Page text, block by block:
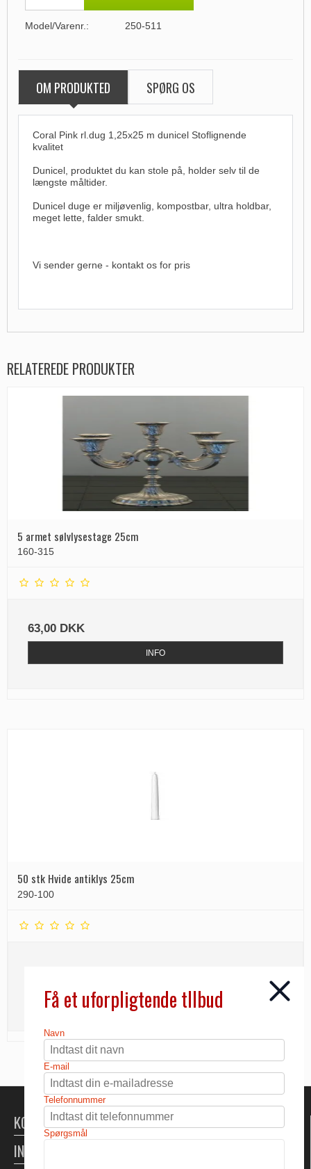
Model/Varenr.: 250-511
OM PRODUKTED SPØRG OS
Coral Pink rl.dug 1,25x25 m dunicel Stoflignende
kvalitet
Dunicel, produktet du kan stole på, holder selv til de
længste måltider.
Dunicel duge er miljøvenlig, kompostbar, ultra holdbar,
meget lette, falder smukt.
Vi sender gerne - kontakt os for pris
RELATEREDE PRODUKTER
5 armet sølvlysestage 25cm
160-315
63,00 DKK
INFO
50 stk Hvide antiklys 25cm
290-100
INFO
KONTAKT
INFORMATION
Få et uforpligtende tllbud
Navn
E-mail
Telefonnummer
Spørgsmål